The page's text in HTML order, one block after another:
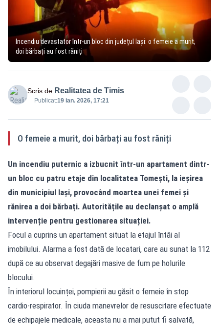
Incendiu devastator într-un bloc din județul Iași: o femeie a murit,
doi bărbați au fost răniți
Scris de Realitatea de Timis
Publicat:19 ian. 2026, 17:21
O femeie a murit, doi bărbați au fost răniți
Un incendiu puternic a izbucnit într-un apartament dintr-
un bloc cu patru etaje din localitatea Tomești, la ieșirea
din municipiul Iași, provocând moartea unei femei și
rănirea a doi bărbați. Autoritățile au declanșat o amplă
intervenție pentru gestionarea situației.
Focul a cuprins un apartament situat la etajul întâi al
imobilului. Alarma a fost dată de locatari, care au sunat la 112
după ce au observat degajări masive de fum pe holurile
blocului.
În interiorul locuinței, pompierii au găsit o femeie în stop
cardio-respirator. În ciuda manevrelor de resuscitare efectuate
de echipajele medicale, aceasta nu a mai putut fi salvată,